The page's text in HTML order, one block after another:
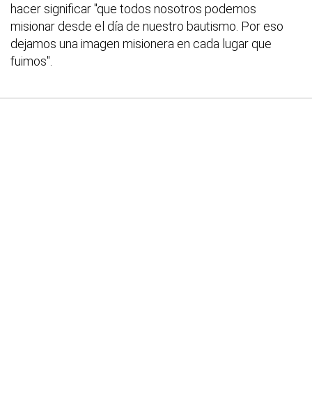
hacer significar "que todos nosotros podemos
misionar desde el día de nuestro bautismo. Por eso
dejamos una imagen misionera en cada lugar que
fuimos".